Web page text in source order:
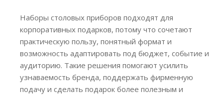
Наборы столовых приборов подходят для
корпоративных подарков, потому что сочетают
практическую пользу, понятный формат и
возможность адаптировать под бюджет, событие и
аудиторию. Такие решения помогают усилить
узнаваемость бренда, поддержать фирменную
подачу и сделать подарок более полезным и